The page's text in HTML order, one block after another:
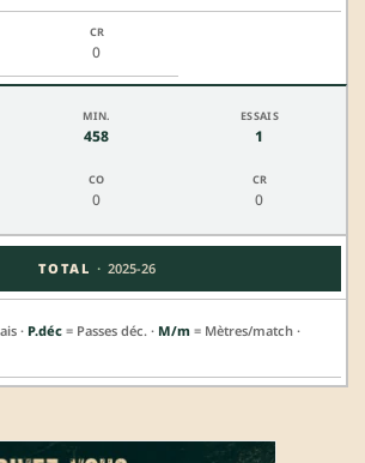
0
458 1
0 0
TOTAL · 2025-26
·P.déc = Passes déc. · M/m = Mètres/match ·